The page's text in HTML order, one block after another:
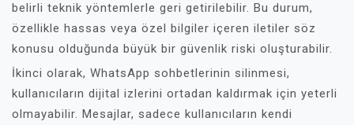
belirli teknik yöntemlerle geri getirilebilir. Bu durum,
özellikle hassas veya özel bilgiler içeren iletiler söz
konusu olduğunda büyük bir güvenlik riski oluşturabilir.
İkinci olarak, WhatsApp sohbetlerinin silinmesi,
kullanıcıların dijital izlerini ortadan kaldırmak için yeterli
olmayabilir. Mesajlar, sadece kullanıcıların kendi